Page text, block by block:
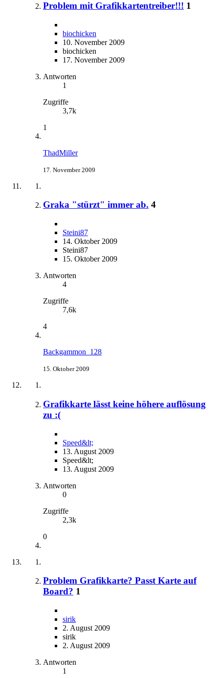
Problem mit Grafikkartentreiber!!! 1
biochicken
10. November 2009
biochicken
17. November 2009
Antworten
1
Zugriffe
3,7k
1
ThadMiller
17. November 2009
Graka "stürzt" immer ab. 4
Steini87
14. Oktober 2009
Steini87
15. Oktober 2009
Antworten
4
Zugriffe
7,6k
4
Backgammon_128
15. Oktober 2009
Grafikkarte lässt keine höhere auflösung
zu :(
Speed&lt;
13. August 2009
Speed&lt;
13. August 2009
Antworten
0
Zugriffe
2,3k
0
Problem Grafikkarte? Passt Karte auf
Board? 1
sirik
2. August 2009
sirik
2. August 2009
Antworten
1